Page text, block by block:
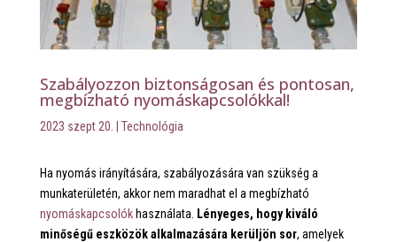
Szabályozzon biztonságosan és pontosan,
megbízható nyomáskapcsolókkal!
2023 szept 20. Technológia
Ha nyomás irányítására, szabályozására van szükség a
munkaterületén, akkor nem maradhat el a megbízható
nyomáskapcsolókhasználata.
Lényeges, hogy kiváló
minőségű eszközök alkalmazására kerüljön sor, amelyek